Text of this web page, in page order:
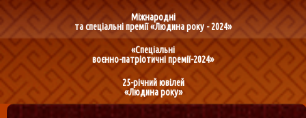
Міжнародні
та спеціальні премії «Людина року - 2024»
«Спеціальні
воєнно-патріотичні премії-2024»
25-річний ювілей
«Людина року»